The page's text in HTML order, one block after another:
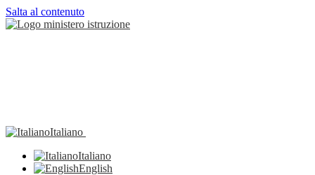
Salta al contenuto
Italiano
Italiano
English